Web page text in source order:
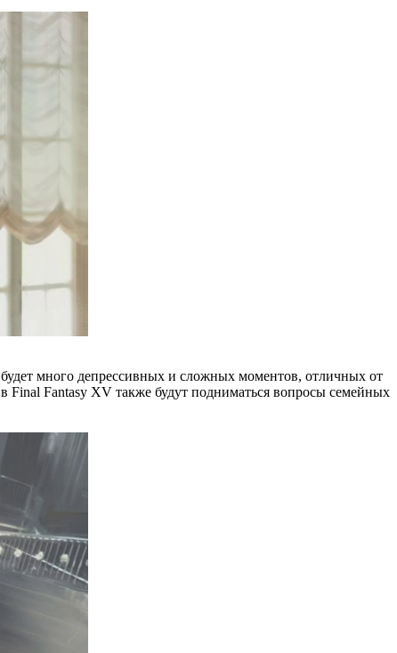
будет много депрессивных и сложных моментов, отличных от
Final Fantasy XV также будут подниматься вопросы семейных